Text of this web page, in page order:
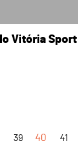
Vitória Sport
39 40 41